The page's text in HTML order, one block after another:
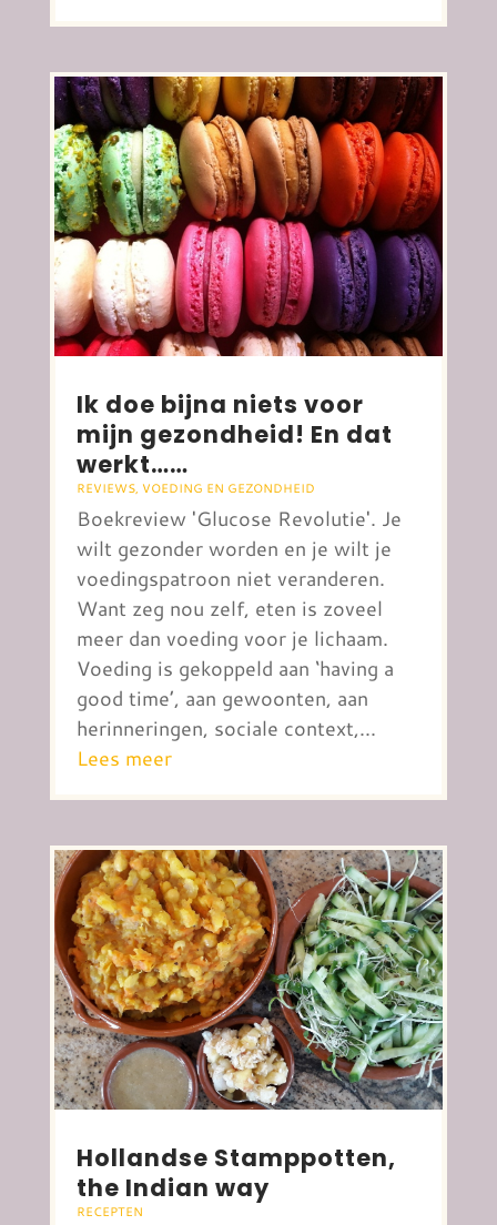
Ik doe bijna niets voor
mijn gezondheid! En dat
werkt……
REVIEWS, VOEDING EN GEZONDHEID
Boekreview 'Glucose Revolutie'. Je
wilt gezonder worden en je wilt je
voedingspatroon niet veranderen.
Want zeg nou zelf, eten is zoveel
meer dan voeding voor je lichaam.
Voeding is gekoppeld aan ‘having a
good time’, aan gewoonten, aan
herinneringen, sociale context,...
Lees meer
Hollandse Stamppotten,
the Indian way
RECEPTEN